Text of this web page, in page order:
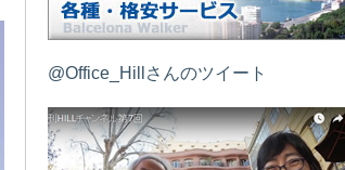
@Office_Hillさんのツイート